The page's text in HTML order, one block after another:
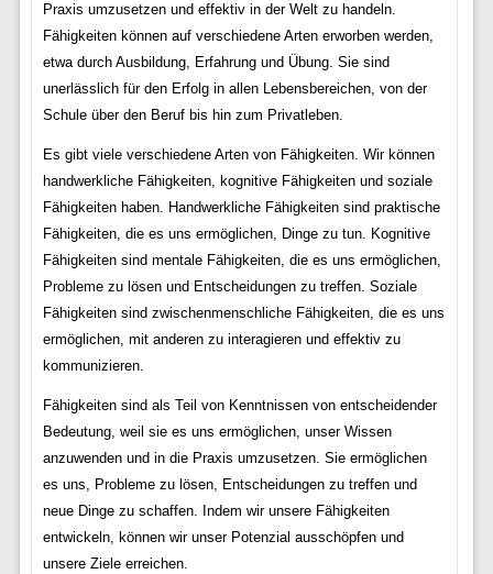
Praxis umzusetzen und effektiv in der Welt zu handeln.
Fähigkeiten können auf verschiedene Arten erworben werden,
etwa durch Ausbildung, Erfahrung und Übung. Sie sind
unerlässlich für den Erfolg in allen Lebensbereichen, von der
Schule über den Beruf bis hin zum Privatleben.
Es gibt viele verschiedene Arten von Fähigkeiten. Wir können
handwerkliche Fähigkeiten, kognitive Fähigkeiten und soziale
Fähigkeiten haben. Handwerkliche Fähigkeiten sind praktische
Fähigkeiten, die es uns ermöglichen, Dinge zu tun. Kognitive
Fähigkeiten sind mentale Fähigkeiten, die es uns ermöglichen,
Probleme zu lösen und Entscheidungen zu treffen. Soziale
Fähigkeiten sind zwischenmenschliche Fähigkeiten, die es uns
ermöglichen, mit anderen zu interagieren und effektiv zu
kommunizieren.
Fähigkeiten sind als Teil von Kenntnissen von entscheidender
Bedeutung, weil sie es uns ermöglichen, unser Wissen
anzuwenden und in die Praxis umzusetzen. Sie ermöglichen
es uns, Probleme zu lösen, Entscheidungen zu treffen und
neue Dinge zu schaffen. Indem wir unsere Fähigkeiten
entwickeln, können wir unser Potenzial ausschöpfen und
unsere Ziele erreichen.